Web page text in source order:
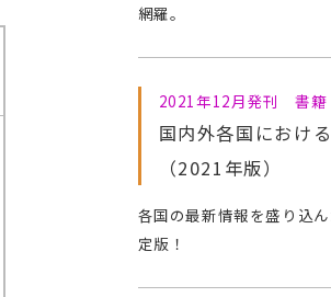
網羅。
2021年12月発刊 書籍
国内外各国におけ
（2021年版）
各国の最新情報を盛り込
定版！